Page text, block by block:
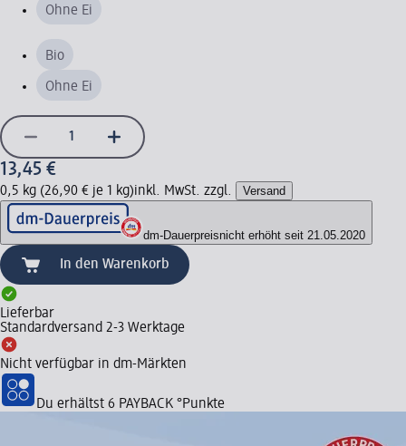
Ohne Ei
Bio
Ohne Ei
13,45 €
0,5 kg (26,90 € je 1 kg)inkl. MwSt. zzgl. Versand
dm-Dauerpreisnicht erhöht seit 21.05.2020
In den Warenkorb
Lieferbar
Standardversand 2-3 Werktage
Nicht verfügbar in dm-Märkten
Du erhältst 6 PAYBACK °Punkte